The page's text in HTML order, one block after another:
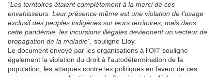
"Les territoires étaient complètement à la merci de ces
envahisseurs. Leur présence même est une violation de l'usage
exclusif des peuples indigènes sur leurs territoires, mais dans
cette pandémie, les incursions illégales deviennent un vecteur de
propagation de la maladie", souligne Eloy.
Le document envoyé par les organisations à l'OIT souligne
également la violation du droit à l'autodétermination de la
population, les attaques contre les politiques en faveur de ces